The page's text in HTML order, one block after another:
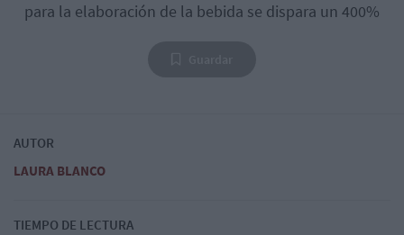
para la elaboración de la bebida se dispara un 400%
AUTOR
LAURA BLANCO
TIEMPO DE LECTURA